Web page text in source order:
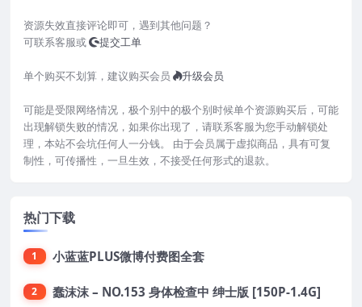
资源失效直接评论即可，遇到其他问题？
可联系客服或
提交工单
单个购买不划算，建议购买会员 升级会员
可能是受限网络情况，极个别中的极个别时候单个资源购买后，可能
出现解锁失败的情况，如果你出现了，请联系客服为您手动解锁处
理，本站不会坑任何人一分钱。 由于会员属于虚拟商品，具有可复
制性，可传播性，一旦生效，不接受任何形式的退款。
热门下载
1 小蓝蓝PLUS微博付费图全套
2 蠢沫沫 – NO.153 身体检查中 绅士版 [150P-1.4G]